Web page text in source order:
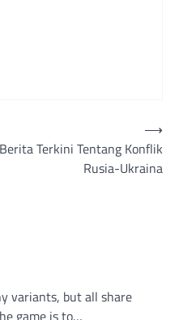
Berita Terkini Tentang Konflik
Rusia-Ukraina
⟶
variants, but all share
game is to…